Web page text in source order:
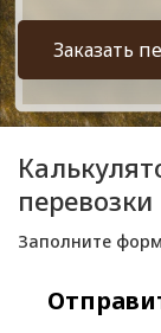
Заказать
перевозки
Заполните